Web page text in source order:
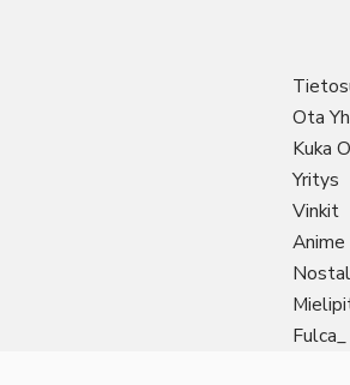
Ota
Kuka
Yritys
Vinkit
Anime